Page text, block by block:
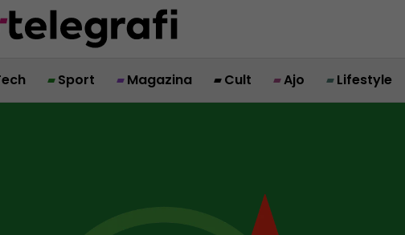
Sport Magazina Cult Ajo Lifestyle